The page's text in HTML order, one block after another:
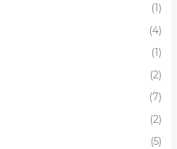
(1)
(4)
(1)
(2)
(7)
(2)
(5)